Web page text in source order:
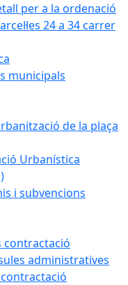
per a la ordenació
24 a 34 carrer
municipals
de la plaça
Urbanística
i subvencions
contractació
administratives